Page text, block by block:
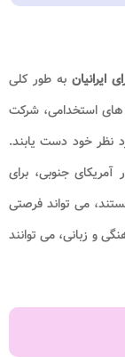
به طور کلی
های استخدامی، شرکت
نظر خود دست یابند.
جنوبی، برای
می تواند فرصتی
و زبانی، می توانند